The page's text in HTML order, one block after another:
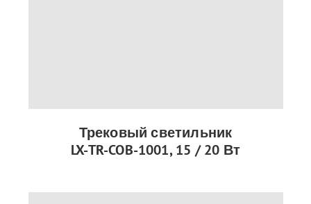
Трековый светильник
LX-TR-COB-1001, 15 / 20 Вт